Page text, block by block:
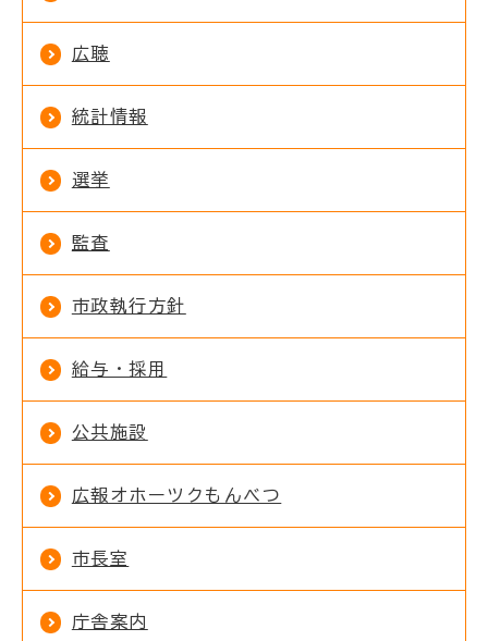
広聴
統計情報
選挙
監査
市政執行方針
給与・採用
公共施設
広報オホーツクもんべつ
市長室
庁舎案内